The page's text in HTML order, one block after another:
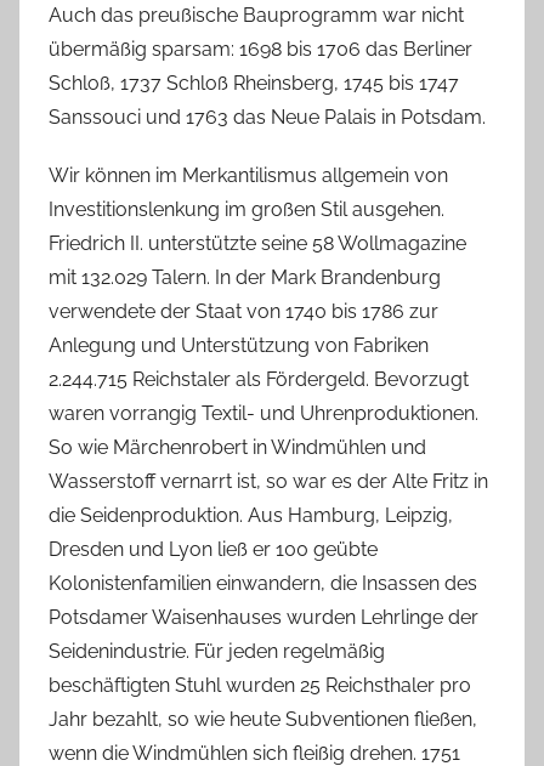
Auch das preußische Bauprogramm war nicht
übermäßig sparsam: 1698 bis 1706 das Berliner
Schloß, 1737 Schloß Rheinsberg, 1745 bis 1747
Sanssouci und 1763 das Neue Palais in Potsdam.
Wir können im Merkantilismus allgemein von
Investitionslenkung im großen Stil ausgehen.
Friedrich II. unterstützte seine 58 Wollmagazine
mit 132.029 Talern. In der Mark Brandenburg
verwendete der Staat von 1740 bis 1786 zur
Anlegung und Unterstützung von Fabriken
2.244.715 Reichstaler als Fördergeld. Bevorzugt
waren vorrangig Textil- und Uhrenproduktionen.
So wie Märchenrobert in Windmühlen und
Wasserstoff vernarrt ist, so war es der Alte Fritz in
die Seidenproduktion. Aus Hamburg, Leipzig,
Dresden und Lyon ließ er 100 geübte
Kolonistenfamilien einwandern, die Insassen des
Potsdamer Waisenhauses wurden Lehrlinge der
Seidenindustrie. Für jeden regelmäßig
beschäftigten Stuhl wurden 25 Reichsthaler pro
Jahr bezahlt, so wie heute Subventionen fließen,
wenn die Windmühlen sich fleißig drehen. 1751